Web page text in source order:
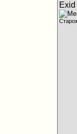
Exid